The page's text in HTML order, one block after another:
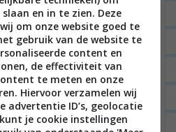
en in te zien. Deze
om onze website goed te
gebruik van de website te
content en
de effectiviteit van
te meten en onze
Hiervoor verzamelen wij
advertentie ID’s, geolocatie
je cookie instellingen